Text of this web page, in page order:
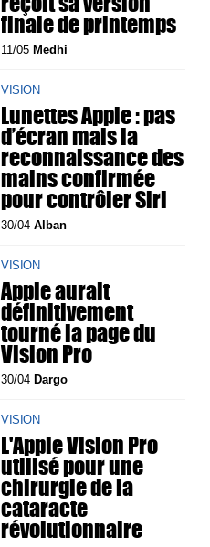
finale de printemps
11/05 Medhi
VISION
Lunettes Apple : pas
d’écran mais la
reconnaissance des
mains confirmée
pour contrôler Siri
30/04Alban
VISION
Apple aurait
définitivement
tourné la page du
Vision Pro
30/04 Dargo
VISION
L'Apple Vision Pro
utilisé pour une
chirurgie de la
cataracte
révolutionnaire